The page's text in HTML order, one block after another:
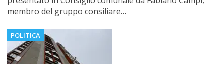
membro del gruppo consiliare…
POLITICA